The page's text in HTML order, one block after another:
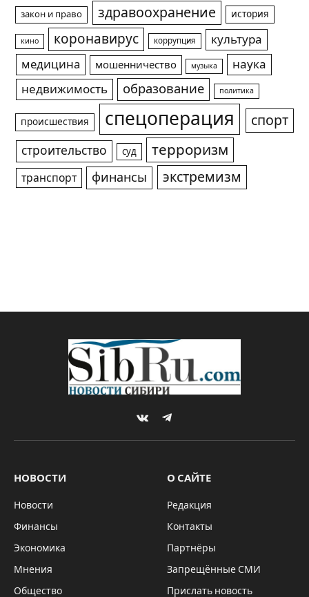
закон и право здравоохранение история
кино коронавирус коррупция
культура
медицина
мошенничество музыка
наука
недвижимость
образование политика
происшествия спецоперация спорт
строительство суд терроризм
транспорт финансы экстремизм
VKontakteTelegram
НОВОСТИ
Новости
Финансы
Экономика
Мнения
Общество
О САЙТЕ
Редакция
Контакты
Партнёры
Запрещённые СМИ
Прислать новость